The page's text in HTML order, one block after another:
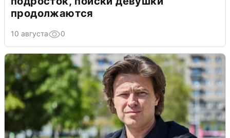
продолжаются
10 августа 0